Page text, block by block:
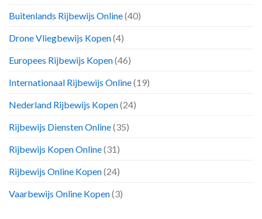
Buitenlands Rijbewijs Online(40)
Drone Vliegbewijs Kopen(4)
Europees Rijbewijs Kopen(46)
Internationaal Rijbewijs Online(19)
Nederland Rijbewijs Kopen(24)
Rijbewijs Diensten Online(35)
Rijbewijs Kopen Online(31)
Rijbewijs Online Kopen(24)
Vaarbewijs Online Kopen(3)